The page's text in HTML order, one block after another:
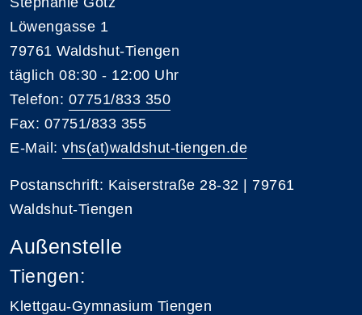
Löwengasse 1
79761 Waldshut-Tiengen
täglich 08:30 - 12:00 Uhr
Telefon: 07751/833 350
Fax: 07751/833 355
E-Mail: vhs(at)waldshut-tiengen.de
Postanschrift: Kaiserstraße 28-32 | 79761
Waldshut-Tiengen
Außenstelle
Tiengen:
Klettgau-Gymnasium Tiengen